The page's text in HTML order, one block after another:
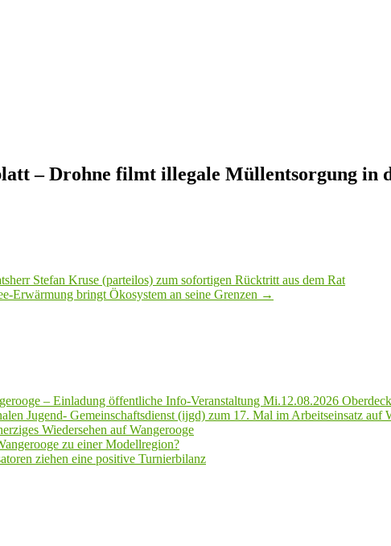
– Drohne filmt illegale Müllentsorgung in
Stefan Kruse (parteilos) zum sofortigen Rücktritt aus dem Rat
Erwärmung bringt Ökosystem an seine Grenzen →
– Einladung öffentliche Info-Veranstaltung Mi.12.08.2026
Jugend- Gemeinschaftsdienst (ijgd) zum 17. Mal im Arbeitseinsatz auf
Wiedersehen auf Wangerooge
zu einer Modellregion?
ziehen eine positive Turnierbilanz